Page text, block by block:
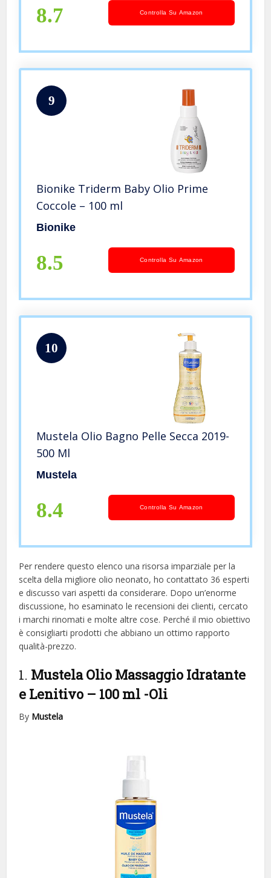
8.7 Controlla Su Amazon
9
Bionike Triderm Baby Olio Prime
Coccole – 100 ml
Bionike
8.5 Controlla Su Amazon
10
Mustela Olio Bagno Pelle Secca 2019-
500 Ml
Mustela
8.4 Controlla Su Amazon
Per rendere questo elenco una risorsa imparziale per la
scelta della migliore olio neonato, ​​ho contattato 36 esperti
e discusso vari aspetti da considerare. Dopo un’enorme
discussione, ho esaminato le recensioni dei clienti, cercato
i marchi rinomati e molte altre cose. Perché il mio obiettivo
è consigliarti prodotti che abbiano un ottimo rapporto
qualità-prezzo.
1. Mustela Olio Massaggio Idratante
e Lenitivo – 100 ml -Oli
By Mustela